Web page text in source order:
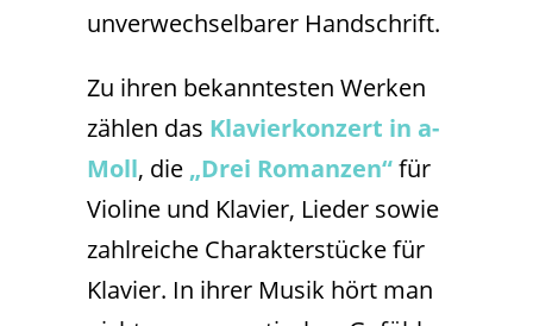
unverwechselbarer Handschrift.
Zu ihren bekanntesten Werken
zählen das Klavierkonzert in a-
Moll, die „Drei Romanzen“für
Violine und Klavier, Lieder sowie
zahlreiche Charakterstücke für
Klavier. In ihrer Musik hört man